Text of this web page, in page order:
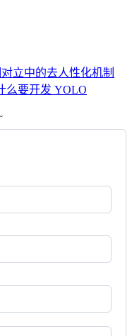
立中的去人性化机制
么要开发 YOLO